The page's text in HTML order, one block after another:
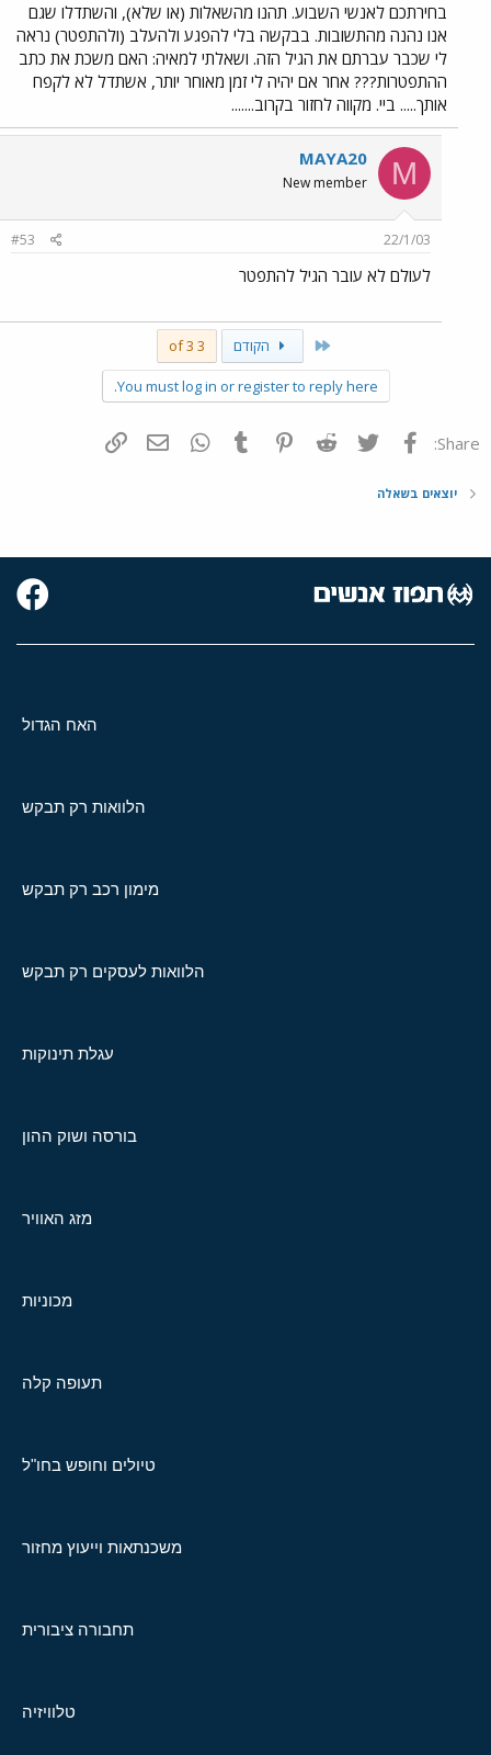
בחירתכם לאנשי השבוע. תהנו מהשאלות (או שלא), והשתדלו שגם
אנו נהנה מהתשובות. בבקשה בלי להפגע ולהעלב (ולהתפטר) נראה
לי שכבר עברתם את הגיל הזה. ושאלתי למאיה: האם משכת את כתב
ההתפטרות??? אחר אם יהיה לי זמן מאוחר יותר, אשתדל לא לקפח
אותך..... ביי. מקווה לחזור בקרוב.......
M
MAYA20
New member
22/1/03
#53
לעולם לא עובר הגיל להתפטר
First הקודם 3 of 3
You must log in or register to reply here.
Share: פייסבוק Twitter
Reddit
Pinterest
Tumblr
WhatsAppדואר אלקטרוני
יוצאים בשאלה
האח הגדול
הלוואות רק תבקש
מימון רכב רק תבקש
הלוואות לעסקים רק תבקש
עגלת תינוקות
בורסה ושוק ההון
מזג האוויר
מכוניות
תעופה קלה
טיולים וחופש בחו"ל
משכנתאות וייעוץ מחזור
תחבורה ציבורית
טלוויזיה